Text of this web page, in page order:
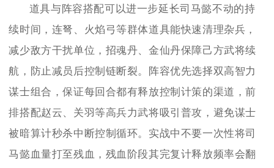
道具与阵容搭配可以进一步延长司马懿不动的持
续时间，连弩、火焰弓等群体道具能快速清理杂兵，
减少敌方干扰单位，招魂丹、金仙丹保障己方武将续
航，防止减员后控制链断裂。阵容优先选择双高智力
谋士组合，保证每回合都有释放控制计策的渠道，前
排搭配赵云、关羽等高兵力武将吸引普攻，避免谋士
被暗算计秒杀中断控制循环。实战中不要一次性将司
马懿血量打至残血，残血阶段其完复计释放频率会翻